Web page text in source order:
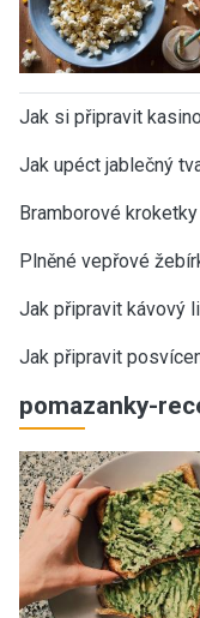
Jak si připravit
Jak upéct jablečný
Bramborové
Plněné vepřové
Jak připravit kávový
Jak připravit
pomazanky-